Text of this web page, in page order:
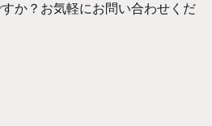
か？お気軽にお問い合わせくだ